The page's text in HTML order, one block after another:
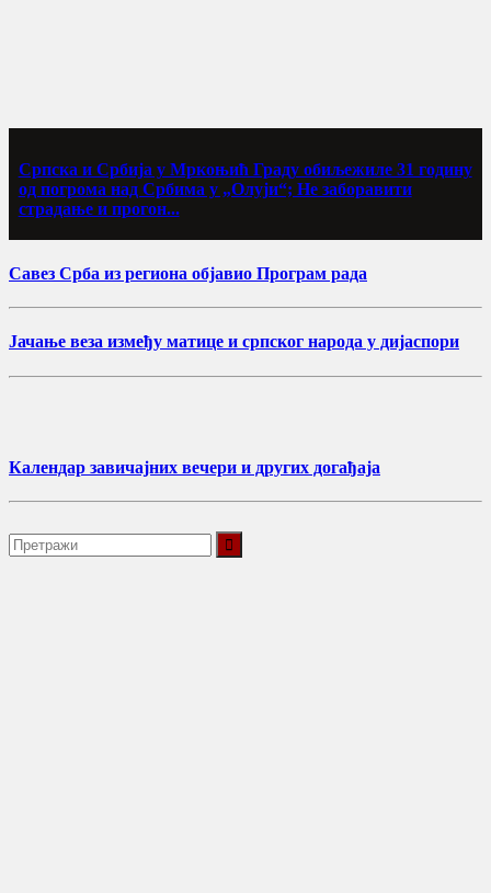
Српска и Србија у Мркоњић Граду обиљежиле 31 годину
од погрома над Србима у „Олуји“; Не заборавити
страдање и прогон...
Савез Срба из региона објавио Програм рада
Јачање веза између матице и српског народа у дијаспори
Календар завичајних вечери и других догађаја